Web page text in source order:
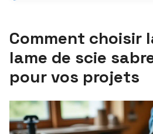
Comment choisir
lame de scie
pour vos projets